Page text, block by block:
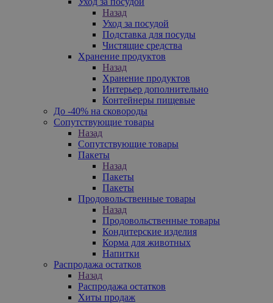
Назад
Уход за посудой
Подставка для посуды
Чистящие средства
Хранение продуктов
Назад
Хранение продуктов
Интерьер дополнительно
Контейнеры пищевые
До -40% на сковороды
Сопутствующие товары
Назад
Сопутствующие товары
Пакеты
Назад
Пакеты
Пакеты
Продовольственные товары
Назад
Продовольственные товары
Кондитерские изделия
Корма для животных
Напитки
Распродажа остатков
Назад
Распродажа остатков
Хиты продаж